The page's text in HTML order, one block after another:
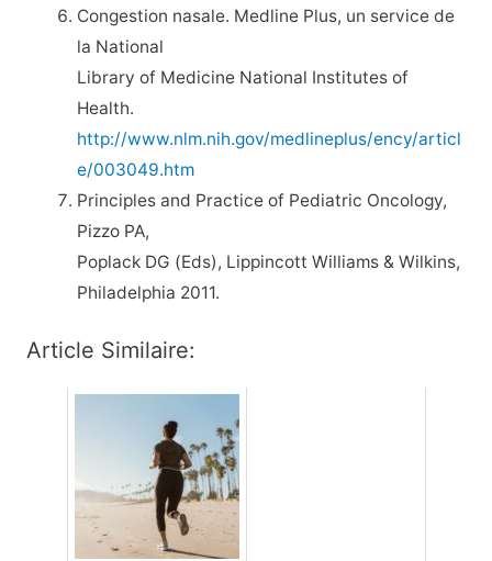
Congestion nasale. Medline Plus, un service de
la National
Library of Medicine National Institutes of
Health.
http://www.nlm.nih.gov/medlineplus/ency/articl
e/003049.htm
Principles and Practice of Pediatric Oncology,
Pizzo PA,
Poplack DG (Eds), Lippincott Williams & Wilkins,
Philadelphia 2011.
Article Similaire: